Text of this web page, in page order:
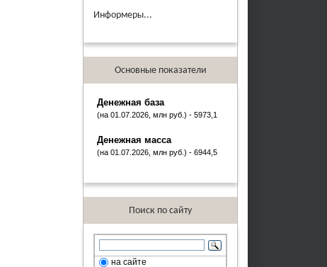
Информеры...
Основные показатели
Денежная база
(на 01.07.2026, млн руб.) - 5973,1
Денежная масса
(на 01.07.2026, млн руб.) - 6944,5
Поиск по сайту
на сайте